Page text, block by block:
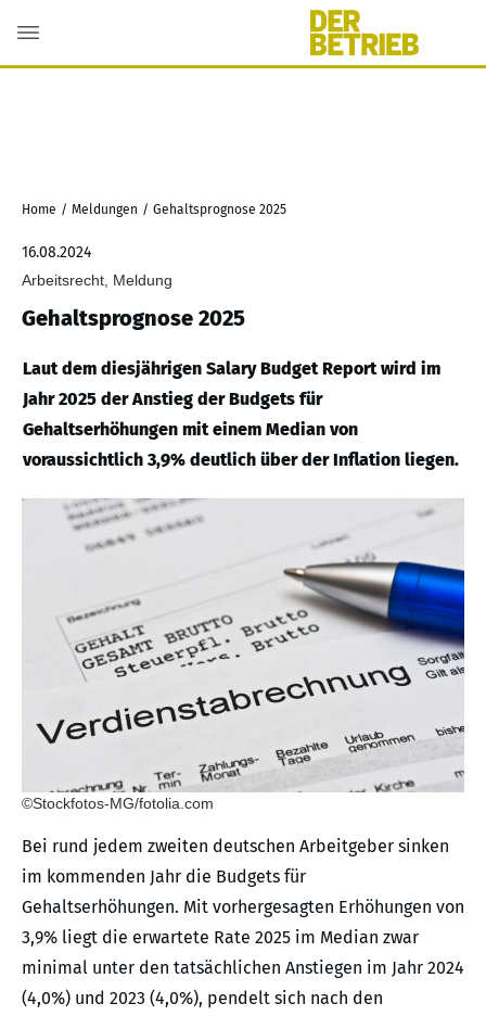
Home / Meldungen / Gehaltsprognose 2025
16.08.2024
Arbeitsrecht, Meldung
Gehaltsprognose 2025
Laut dem diesjährigen Salary Budget Report wird im
Jahr 2025 der Anstieg der Budgets für
Gehaltserhöhungen mit einem Median von
voraussichtlich 3,9% deutlich über der Inflation liegen.
©Stockfotos-MG/fotolia.com
Bei rund jedem zweiten deutschen Arbeitgeber sinken
im kommenden Jahr die Budgets für
Gehaltserhöhungen. Mit vorhergesagten Erhöhungen von
3,9% liegt die erwartete Rate 2025 im Median zwar
minimal unter den tatsächlichen Anstiegen im Jahr 2024
(4,0%) und 2023 (4,0%), pendelt sich nach den